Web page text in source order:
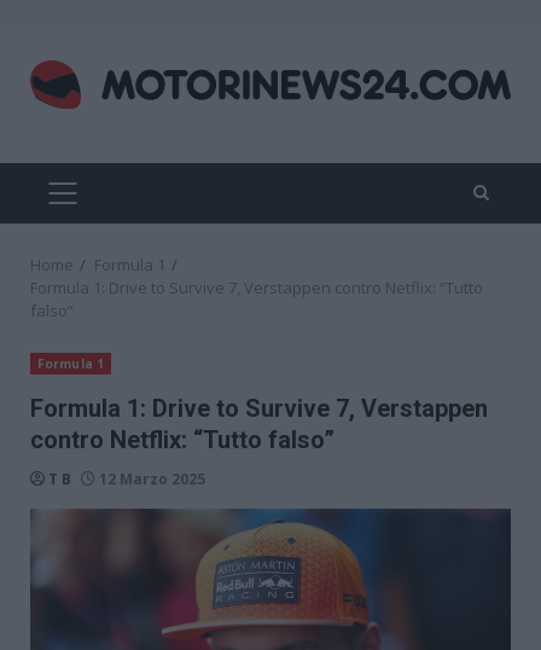
content
PRIMARY
MENU
Home
Formula 1
Formula 1: Drive to Survive 7, Verstappen contro Netflix: “Tutto
falso”
Formula 1
Formula 1: Drive to Survive 7, Verstappen
contro Netflix: “Tutto falso”
T B 12 Marzo 2025